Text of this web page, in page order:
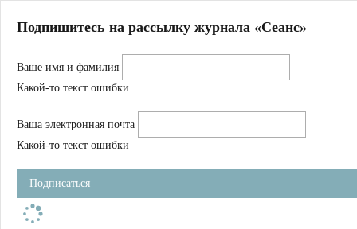
Магазин
Журнал
Школа
Устав
Фильмы
Имена
Тэги
Подпишитесь на рассылку журнала «Сеанс»
Ваше имя и фамилия
Какой-то текст ошибки
Ваша электронная почта
Какой-то текст ошибки
Подписаться